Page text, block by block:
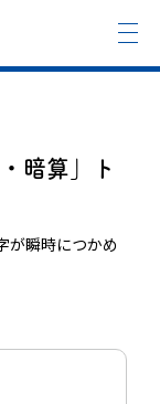
暗算」ト
が瞬時につかめ